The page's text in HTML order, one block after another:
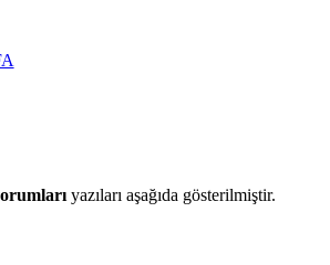
yazıları aşağıda gösterilmiştir.